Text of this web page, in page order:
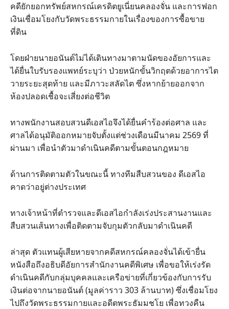
คดียักยอกทรัพย์สหกรณ์เครดิตยูเนี่ยนคลองจั่น และการฟอก
เงินเชื่อมโยงกับวัดพระธรรมกายในเรื่องของการซื้อขาย
ที่ดิน
โดยฝ่ายนายอนันต์ไม่ได้เดินทางมาตามนัดของอัยการและ
ได้ยื่นใบรับรองแพทย์ระบุว่า ป่วยหนักขั้นวิกฤตด้วยอาการไต
วายระยะสุดท้าย และมีภาวะสลัดไต ซึ่งหากย้ายออกจาก
ห้องปลอดเชื้อจะเสี่ยงต่อชีวิต
ทางพนักงานสอบสวนดีเอสไอจึงได้ยื่นคำร้องต่อศาล และ
ศาลได้อนุมัติออกหมายจับตั้งแต่ช่วงเดือนมีนาคม 2569 ที่
ผ่านมา เพื่อนำตัวมาดำเนินคดีตามขั้นตอนกฎหมาย
ด้านการติดตามตัวในขณะนี้​ ทางทีมสืบสวนของ ดีเอสไอ
คาดว่าอยู่ต่างประเทศ
​ทางเจ้าหน้าที่ตำรวจและดีเอสไอกำลังเร่งประสานงานและ
สืบสวนเส้นทางเพื่อติดตามจับกุมตัวกลับมาดำเนินคดี
​ล่าสุด ตัวแทนผู้เสียหายจากคดีสหกรณ์คลองจั่นได้เข้ายื่น
หนังสือถึงอธิบดีอัยการสำนักงานคดีพิเศษ เพื่อขอให้เร่งรัด
ดำเนินคดีกับกลุ่มบุคคลและเครือข่ายที่เกี่ยวข้องกับการรับ
เงินต่อจากนายอนันต์ (มูลค่าราว 303 ล้านบาท) ซึ่งเชื่อมโยง
ไปถึงวัดพระธรรมกายและอดีตพระธัมมชโย เพื่อทวงคืน